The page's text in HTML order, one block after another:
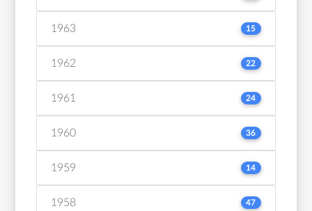
1963 15
1962 22
1961 24
1960 36
1959 14
1958 47